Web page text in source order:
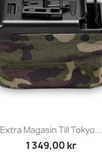
Snabbvy
Extra Magasin Till Tokyo...
1 349,00 kr